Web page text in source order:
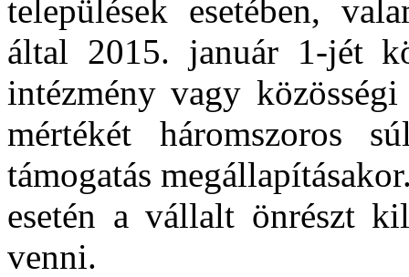
települések esetében,
által 2015. január 1-jét
intézmény vagy
mértékét háromszoros
támogatás
esetén a vállalt önrészt
venni.